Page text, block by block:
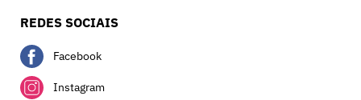
REDES SOCIAIS
Facebook
Instagram